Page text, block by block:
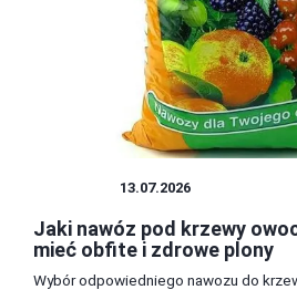
13.07.2026
Jaki nawóz pod krzewy
mieć obfite i zdrowe plony
Wybór odpowiedniego nawozu do